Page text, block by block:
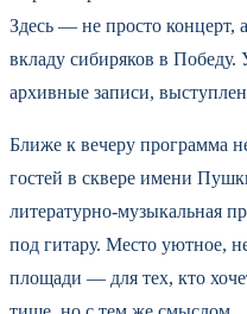
Здесь — не просто концерт,
вкладу сибиряков в
архивные записи,
Ближе к вечеру программа
гостей в сквере имени
литературно-музыкальная
под гитару. Место уютное,
площади — для тех, кто